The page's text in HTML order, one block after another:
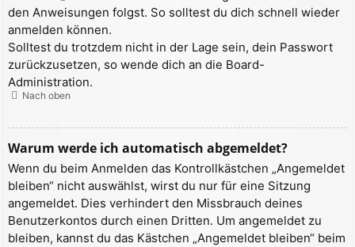
den Anweisungen folgst. So solltest du dich schnell wieder
anmelden können.
Solltest du trotzdem nicht in der Lage sein, dein Passwort
zurückzusetzen, so wende dich an die Board-
Administration.
Nach oben
Warum werde ich automatisch abgemeldet?
Wenn du beim Anmelden das Kontrollkästchen „Angemeldet
bleiben“ nicht auswählst, wirst du nur für eine Sitzung
angemeldet. Dies verhindert den Missbrauch deines
Benutzerkontos durch einen Dritten. Um angemeldet zu
bleiben, kannst du das Kästchen „Angemeldet bleiben“ beim